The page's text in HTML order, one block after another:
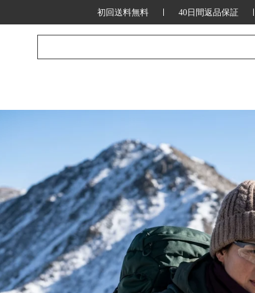
初回送料無料 40日間返品保証